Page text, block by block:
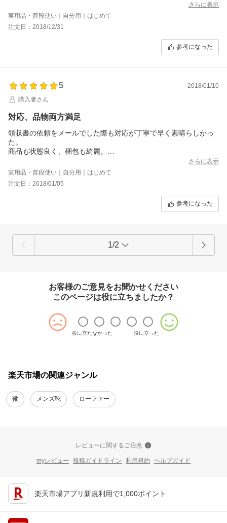
さらに表示
実用品・普段使い｜自分用｜はじめて
注文日：2018/12/31
参考になった
5
2018/01/10
購入者さん
対応、品物両方満足
領収書の依頼をメールでした際も対応が丁寧で早く素晴らしかっ
た。
商品も状態良く、梱包も綺麗。
さらに表示
実用品・普段使い｜自分用｜はじめて
注文日：2018/01/05
参考になった
1/2
お客様のご意見をお聞かせください
このページは役に立ちましたか？
役に立たなかった 役に立った
楽天市場の関連ジャンル
靴 メンズ靴 ローファー
レビューに関するご注意
myレビュー 投稿ガイドライン 利用規約 ヘルプガイド
楽天市場アプリ新規利用で1,000ポイント